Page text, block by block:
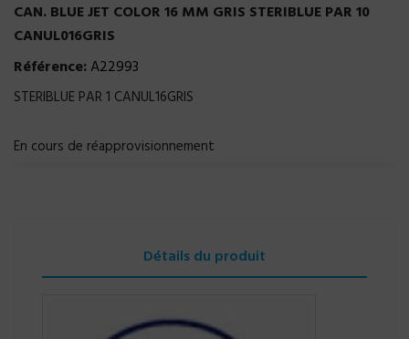
CAN. BLUE JET COLOR 16 MM GRIS STERIBLUE PAR 10
CANUL016GRIS
Référence:A22993
STERIBLUE PAR 1 CANUL16GRIS
En cours de réapprovisionnement
Détails du produit